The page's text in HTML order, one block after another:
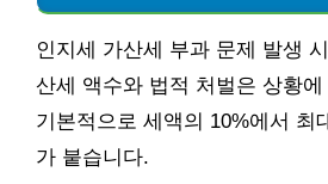
인지세 가산세 부과 문제 발생
산세 액수와 법적 처벌은 상황
기본적으로 세액의 10%에서 최
가 붙습니다.